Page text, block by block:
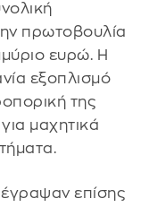
πρωτοβουλία
ευρώ. Η
εξοπλισμό
της
μαχητικά
επίσης